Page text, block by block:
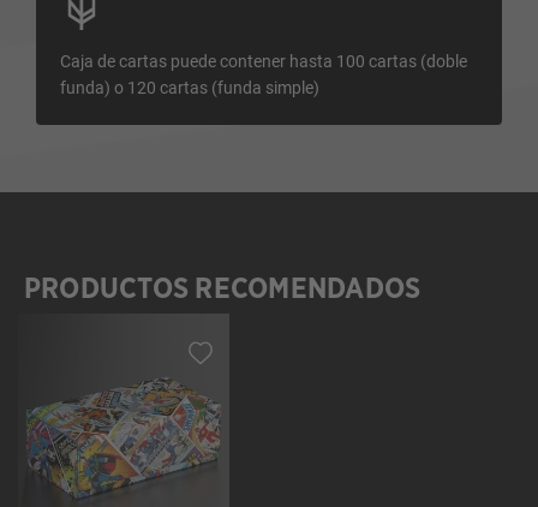
Caja de cartas puede contener hasta 100 cartas (doble
funda) o 120 cartas (funda simple)
Omitir la galería de productos
PRODUCTOS RECOMENDADOS